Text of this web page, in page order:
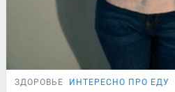
ЗДОРОВЬЕ ИНТЕРЕСНО ПРО ЕДУ